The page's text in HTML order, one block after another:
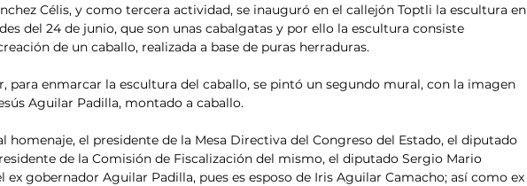
Célis, y como tercera actividad, se inauguró en el callejón Toptli la escultura en
del 24 de junio, que son unas cabalgatas y por ello la escultura consiste
de un caballo, realizada a base de puras herraduras.
para enmarcar la escultura del caballo, se pintó un segundo mural, con la imagen
Aguilar Padilla, montado a caballo.
homenaje, el presidente de la Mesa Directiva del Congreso del Estado, el diputado
de la Comisión de Fiscalización del mismo, el diputado Sergio Mario
ex gobernador Aguilar Padilla, pues es esposo de Iris Aguilar Camacho; así como ex